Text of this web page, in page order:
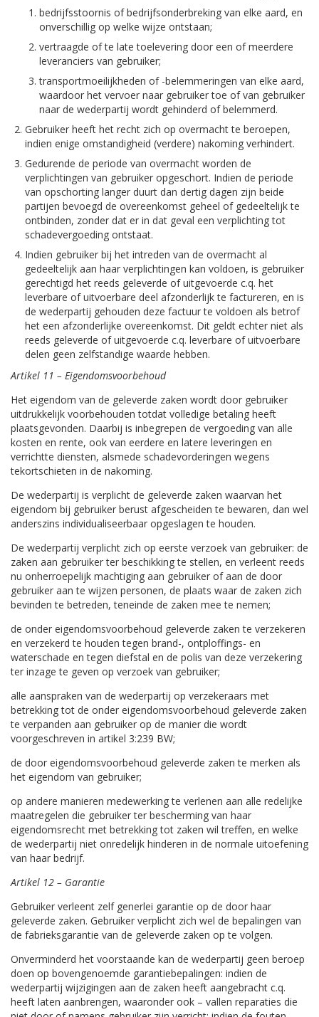
bedrijfsstoornis of bedrijfsonderbreking van elke aard, en
onverschillig op welke wijze ontstaan;
vertraagde of te late toelevering door een of meerdere
leveranciers van gebruiker;
transportmoeilijkheden of -belemmeringen van elke aard,
waardoor het vervoer naar gebruiker toe of van gebruiker
naar de wederpartij wordt gehinderd of belemmerd.
Gebruiker heeft het recht zich op overmacht te beroepen,
indien enige omstandigheid (verdere) nakoming verhindert.
Gedurende de periode van overmacht worden de
verplichtingen van gebruiker opgeschort. Indien de periode
van opschorting langer duurt dan dertig dagen zijn beide
partijen bevoegd de overeenkomst geheel of gedeeltelijk te
ontbinden, zonder dat er in dat geval een verplichting tot
schadevergoeding ontstaat.
Indien gebruiker bij het intreden van de overmacht al
gedeeltelijk aan haar verplichtingen kan voldoen, is gebruiker
gerechtigd het reeds geleverde of uitgevoerde c.q. het
leverbare of uitvoerbare deel afzonderlijk te factureren, en is
de wederpartij gehouden deze factuur te voldoen als betrof
het een afzonderlijke overeenkomst. Dit geldt echter niet als
reeds geleverde of uitgevoerde c.q. leverbare of uitvoerbare
delen geen zelfstandige waarde hebben.
Artikel 11 – Eigendomsvoorbehoud
Het eigendom van de geleverde zaken wordt door gebruiker
uitdrukkelijk voorbehouden totdat volledige betaling heeft
plaatsgevonden. Daarbij is inbegrepen de vergoeding van alle
kosten en rente, ook van eerdere en latere leveringen en
verrichtte diensten, alsmede schadevorderingen wegens
tekortschieten in de nakoming.
De wederpartij is verplicht de geleverde zaken waarvan het
eigendom bij gebruiker berust afgescheiden te bewaren, dan wel
anderszins individualiseerbaar opgeslagen te houden.
De wederpartij verplicht zich op eerste verzoek van gebruiker: de
zaken aan gebruiker ter beschikking te stellen, en verleent reeds
nu onherroepelijk machtiging aan gebruiker of aan de door
gebruiker aan te wijzen personen, de plaats waar de zaken zich
bevinden te betreden, teneinde de zaken mee te nemen;
de onder eigendomsvoorbehoud geleverde zaken te verzekeren
en verzekerd te houden tegen brand-, ontploffings- en
waterschade en tegen diefstal en de polis van deze verzekering
ter inzage te geven op verzoek van gebruiker;
alle aanspraken van de wederpartij op verzekeraars met
betrekking tot de onder eigendomsvoorbehoud geleverde zaken
te verpanden aan gebruiker op de manier die wordt
voorgeschreven in artikel 3:239 BW;
de door eigendomsvoorbehoud geleverde zaken te merken als
het eigendom van gebruiker;
op andere manieren medewerking te verlenen aan alle redelijke
maatregelen die gebruiker ter bescherming van haar
eigendomsrecht met betrekking tot zaken wil treffen, en welke
de wederpartij niet onredelijk hinderen in de normale uitoefening
van haar bedrijf.
Artikel 12 – Garantie
Gebruiker verleent zelf generlei garantie op de door haar
geleverde zaken. Gebruiker verplicht zich wel de bepalingen van
de fabrieksgarantie van de geleverde zaken op te volgen.
Onverminderd het voorstaande kan de wederpartij geen beroep
doen op bovengenoemde garantiebepalingen: indien de
wederpartij wijzigingen aan de zaken heeft aangebracht c.q.
heeft laten aanbrengen, waaronder ook – vallen reparaties die